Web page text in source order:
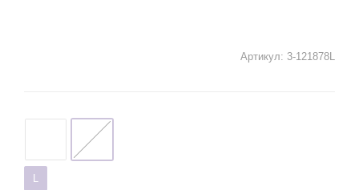
Артикул: 3-121878L
L